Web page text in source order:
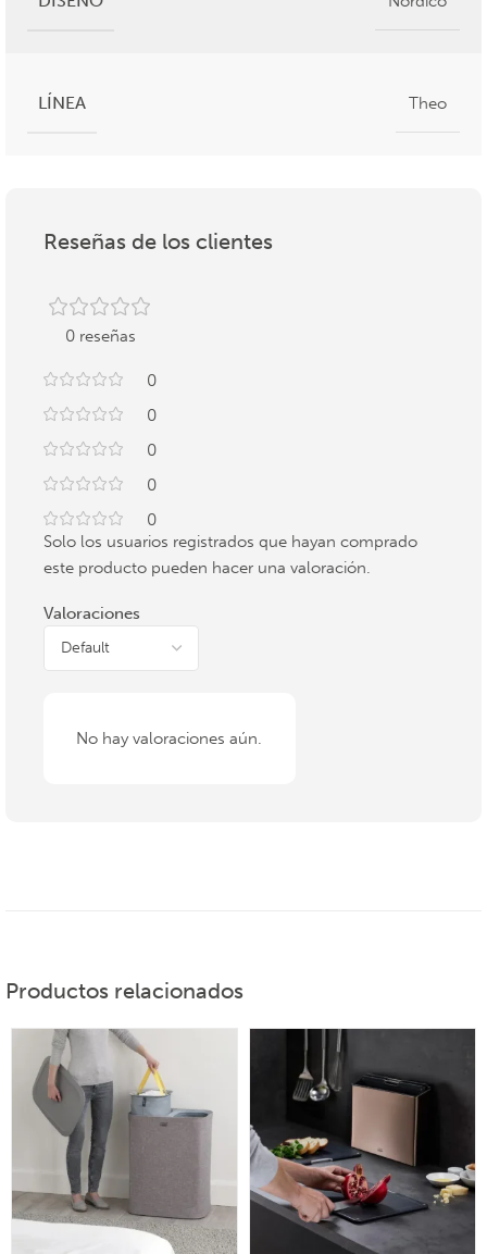
LÍNEA Theo
Reseñas de los clientes
0 reseñas
0
0
0
0
0
Valoraciones
No hay valoraciones aún.
Solo los usuarios registrados que hayan comprado
este producto pueden hacer una valoración.
Productos relacionados